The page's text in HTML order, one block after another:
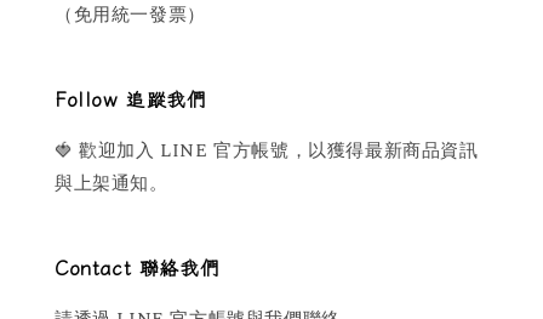
（免用統一發票）
Follow 追蹤我們
🍓 歡迎加入 LINE 官方帳號，以獲得最新商品資訊
與上架通知。
Contact 聯絡我們